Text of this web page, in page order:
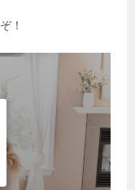
！